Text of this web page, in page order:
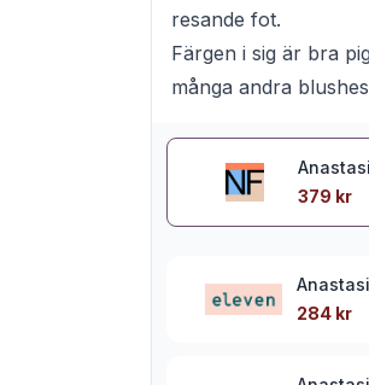
resande fot.
Färgen i sig är bra
många andra
379 kr
284 kr